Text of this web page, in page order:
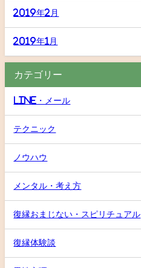
2019年2月
2019年1月
カテゴリー
LINE・メール
テクニック
ノウハウ
メンタル・考え方
復縁おまじない・スピリチュアル
復縁体験談